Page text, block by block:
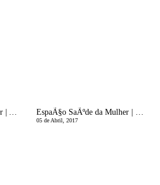
EspaÃ§o SaÃºde da Mulher | Azia?! VÃ¡rias Vezes! EspaÃ§o SaÃºde da Mulher | ExercÃ­cio FÃ­sico na Gravidez! Posso?!
05 de Abril, 2017